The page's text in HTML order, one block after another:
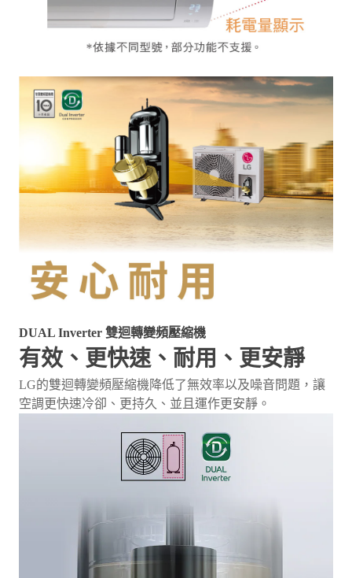
DUAL Inverter 雙迴轉變頻壓縮機
有效、更快速、耐用、更安靜
LG的雙迴轉變頻壓縮機降低了無效率以及噪音問題，讓
空調更快速冷卻、更持久、並且運作更安靜。